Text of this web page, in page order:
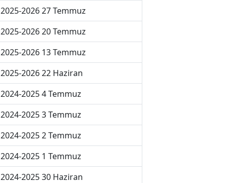
2025-2026 27 Temmuz
2025-2026 20 Temmuz
2025-2026 13 Temmuz
2025-2026 22 Haziran
2024-2025 4 Temmuz
2024-2025 3 Temmuz
2024-2025 2 Temmuz
2024-2025 1 Temmuz
2024-2025 30 Haziran